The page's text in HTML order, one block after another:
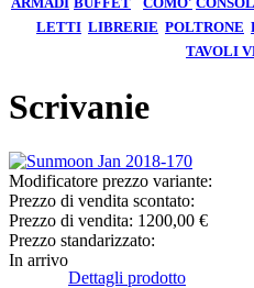
LETTI LIBRERIE POLTRONE
TAVOLI
Scrivanie
Modificatore prezzo variante:
Prezzo di vendita scontato:
Prezzo di vendita: 1200,00 €
Prezzo standarizzato:
In arrivo
Dettagli prodotto